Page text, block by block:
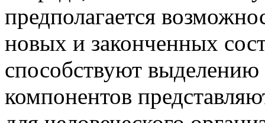
предполагается
новых и законченных
способствуют выделению
компонентов